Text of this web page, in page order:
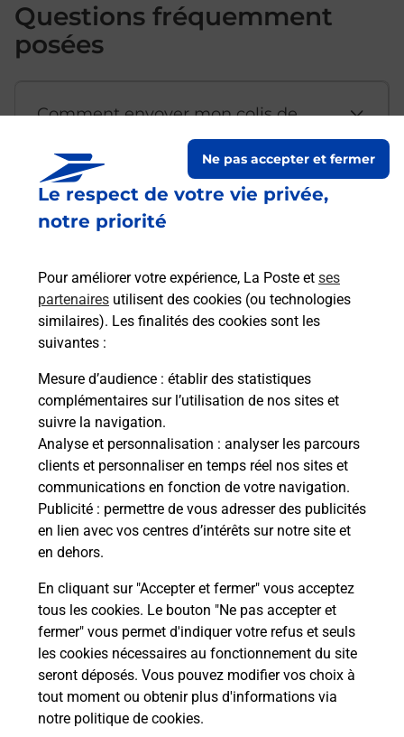
Le respect de votre vie privée,
notre priorité
Pour améliorer votre expérience, La Poste et ses
partenaires utilisent des cookies (ou technologies
similaires). Les finalités des cookies sont les
suivantes :
Mesure d’audience : établir des statistiques
complémentaires sur l’utilisation de nos sites et
suivre la navigation.
Analyse et personnalisation : analyser les parcours
clients et personnaliser en temps réel nos sites et
communications en fonction de votre navigation.
Publicité : permettre de vous adresser des publicités
en lien avec vos centres d’intérêts sur notre site et
en dehors.
En cliquant sur "Accepter et fermer" vous acceptez
tous les cookies. Le bouton "Ne pas accepter et
fermer" vous permet d'indiquer votre refus et seuls
les cookies nécessaires au fonctionnement du site
seront déposés. Vous pouvez modifier vos choix à
tout moment ou obtenir plus d'informations via
notre politique de cookies.
Ne pas accepter et fermer
Questions fréquemment
posées
Comment envoyer mon colis de
Est-il possible d’acheter un
emballage directement depuis un
Comment demander une
modification de livraison ?
Comment La Poste participe-t-elle
à votre sécurité au quotidien ?
Puis-je passer mon code de la route
avec La Poste et sous quelles
conditions ?
Localiser Liste Haut-Rhin WIHR AU VAL